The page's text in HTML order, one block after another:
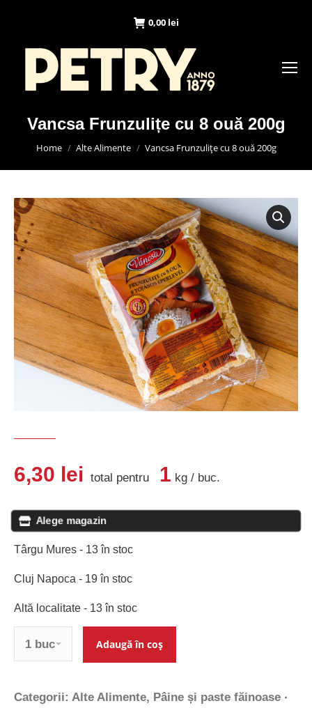
0,00 lei
Vancsa Frunzulițe cu 8 ouă 200g
You are here:
Home Alte Alimente Vancsa Frunzulițe cu 8 ouă 200g
6,30 lei total pentru 1 kg / buc.
Alege magazin
Târgu Mures - 13 în stoc
Cluj Napoca - 19 în stoc
Altă localitate - 13 în stoc
Adaugă în coș
Categorii: Alte Alimente, Pâine și paste făinoase